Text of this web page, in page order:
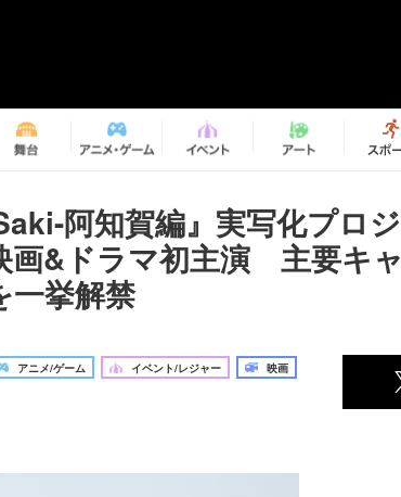
阿知賀編』実写化プロ
画&ドラマ初主演 主要キ
一挙解禁
アニメ/ゲーム イベント/レジャー 映画